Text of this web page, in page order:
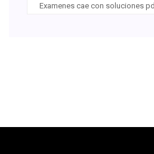
Examenes cae con soluciones